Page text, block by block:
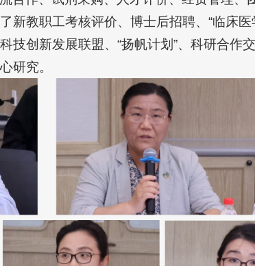
新教职工考核评价、博士后招聘、“临床
技创新发展联盟、“扬帆计划”、科研合作
研究。